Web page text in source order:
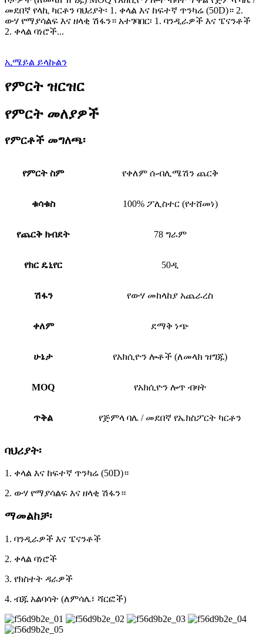
መደበኛ የላኪ ካርቶን ባህሪያት፡ 1. ቀላል እና ከፍተኛ ጥንካሬ (50D)። 2.
ውሃ የማያሳልፍ እና ዘላቂ ሽፋን። አተገባበር፡ 1. ባንዲራዎች እና ፔናንቶች
2. ቀላል ባነሮች...
ኢሜይል ይላኩልን
የምርት ዝርዝር
የምርት መለያዎች
የምርቶች መግለጫ፡
የምርት ስም የቀለም ሱብሊሜሽን ጨርቅ
ቁሳቁስ 100% ፖሊስተር (የተሸመነ)
የጨርቅ ክብደት 78 ግራም
የክር ዴኒየር 50ዲ
ሽፋን የውሃ መከላከያ አጨራረስ
ቀለም ደማቅ ነጭ
ሁኔታ የአክሲዮን ሎቶች (ለመላክ ዝግጁ)
MOQ የአክሲዮን ሎጥ ብዛት
ጥቅል የጅምላ ባሌ / መደበኛ የኤክስፖርት ካርቶን
ባህሪያት፡
1. ቀላል እና ከፍተኛ ጥንካሬ (50D)።
2. ውሃ የማያሳልፍ እና ዘላቂ ሽፋን።
ማመልከቻ፡
1. ባንዲራዎች እና ፔናንቶች
2. ቀላል ባነሮች
3. የክስተት ዳራዎች
4. ብጁ አልባሳት (ለምሳሌ፣ ሻርፎች)